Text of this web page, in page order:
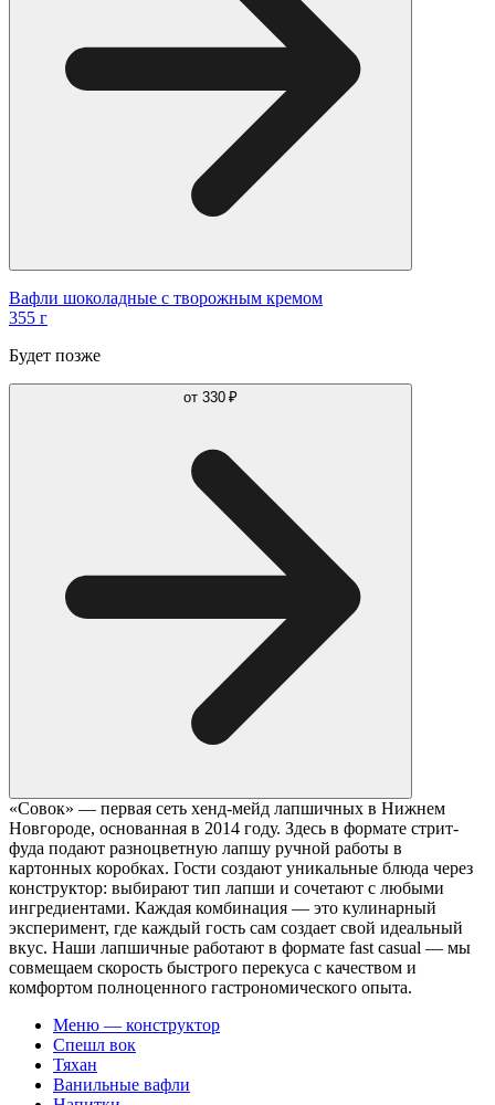
Вафли шоколадные с творожным кремом
355 г
Будет позже
от 330 ₽
«Совок» — первая сеть хенд-мейд лапшичных в Нижнем
Новгороде, основанная в 2014 году. Здесь в формате стрит-
фуда подают разноцветную лапшу ручной работы в
картонных коробках. Гости создают уникальные блюда через
конструктор: выбирают тип лапши и сочетают с любыми
ингредиентами. Каждая комбинация — это кулинарный
эксперимент, где каждый гость сам создает свой идеальный
вкус. Наши лапшичные работают в формате fast casual — мы
совмещаем скорость быстрого перекуса с качеством и
комфортом полноценного гастрономического опыта.
Меню — конструктор
Спешл вок
Тяхан
Ванильные вафли